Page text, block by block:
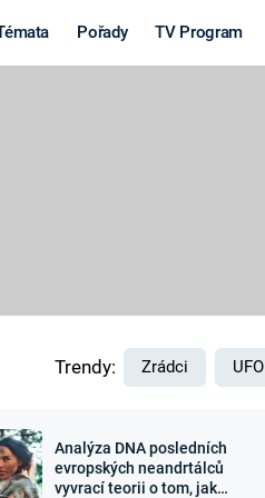
Pořady TV Program
Výročí
Trendy: Zrádci UFO
Analýza DNA posledních
evropských neandrtálců
vyvrací teorii o tom, jak